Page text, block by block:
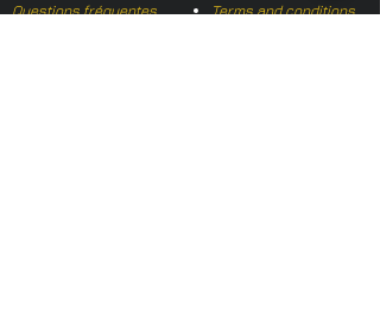
Questions fréquentes Terms and conditions